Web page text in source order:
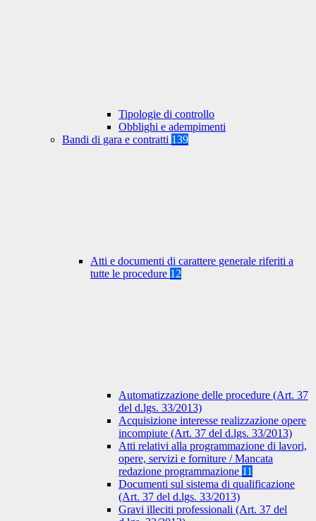
Tipologie di controllo
Obblighi e adempimenti
Bandi di gara e contratti 139
Atti e documenti di carattere generale riferiti a
tutte le procedure 12
Automatizzazione delle procedure (Art. 37
del d.lgs. 33/2013)
Acquisizione interesse realizzazione opere
incompiute (Art. 37 del d.lgs. 33/2013)
Atti relativi alla programmazione di lavori,
opere, servizi e forniture / Mancata
redazione programmazione 11
Documenti sul sistema di qualificazione
(Art. 37 del d.lgs. 33/2013)
Gravi illeciti professionali (Art. 37 del